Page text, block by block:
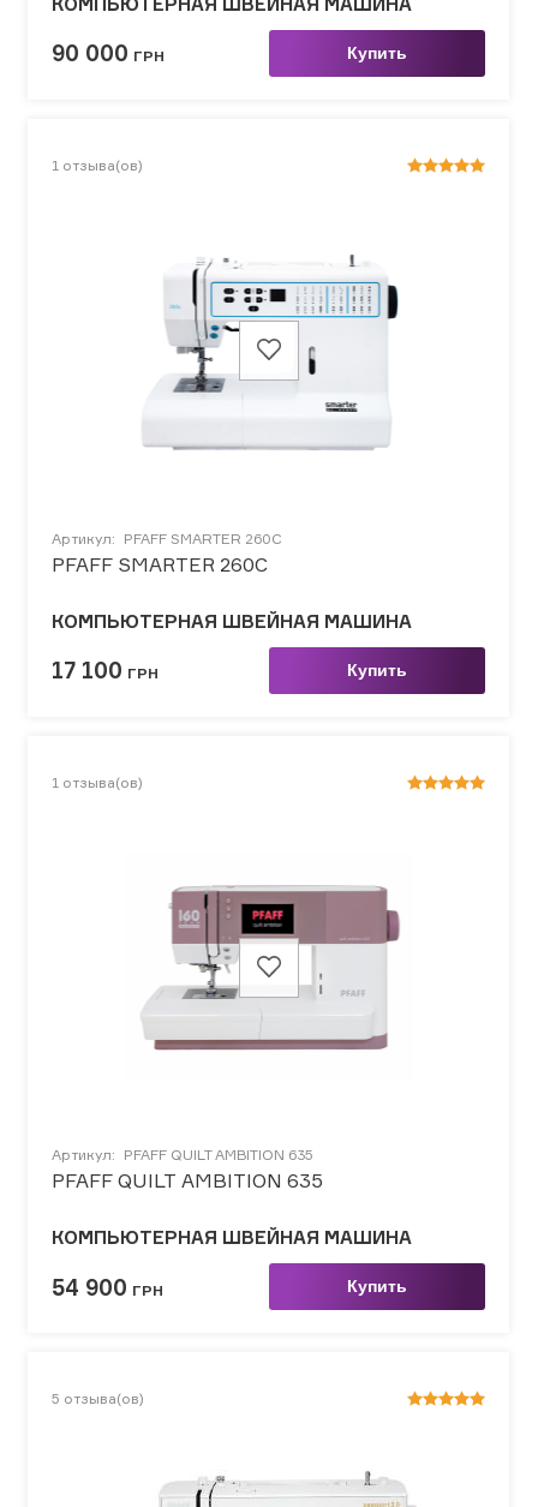
90 000 ГРН Купить
1 отзыва(ов)
Артикул: PFAFF SMARTER 260C
PFAFF SMARTER 260C
КОМПЬЮТЕРНАЯ ШВЕЙНАЯ МАШИНА
17 100 ГРН Купить
1 отзыва(ов)
Артикул: PFAFF QUILT AMBITION 635
PFAFF QUILT AMBITION 635
КОМПЬЮТЕРНАЯ ШВЕЙНАЯ МАШИНА
54 900 ГРН Купить
5 отзыва(ов)